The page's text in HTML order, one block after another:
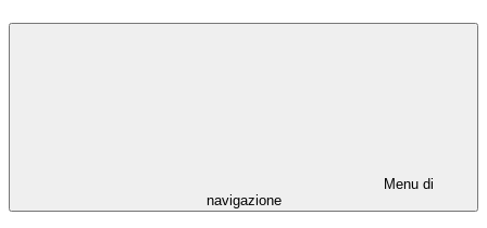
Menu di
navigazione